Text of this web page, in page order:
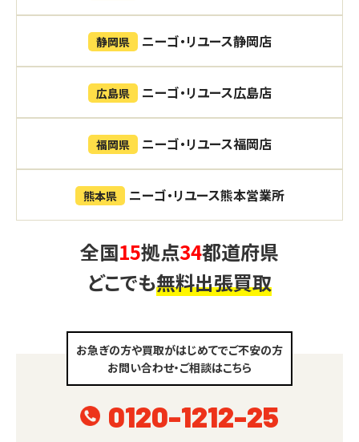
静岡県 ニーゴ・リユース静岡店
広島県 ニーゴ・リユース広島店
福岡県 ニーゴ・リユース福岡店
熊本県 ニーゴ・リユース熊本営業所
全国15拠点34都道府県
どこでも無料出張買取
お急ぎの方や買取がはじめてでご不安の方
お問い合わせ・ご相談はこちら
0120-1212-25